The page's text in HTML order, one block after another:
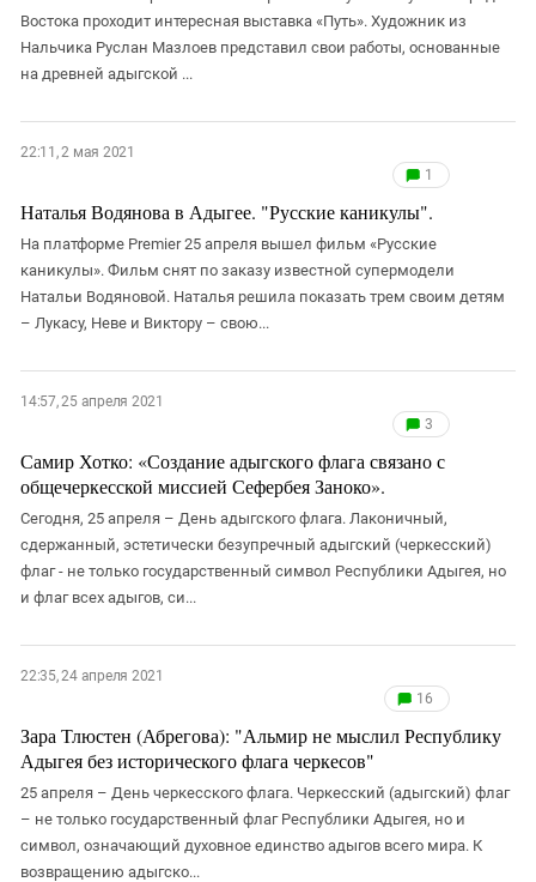
Востока проходит интересная выставка «Путь». Художник из
Нальчика Руслан Мазлоев представил свои работы, основанные
на древней адыгской ...
22:11, 2 мая 2021
1
Наталья Водянова в Адыгее. "Русские каникулы".
На платформе Premier 25 апреля вышел фильм «Русские
каникулы». Фильм снят по заказу известной супермодели
Натальи Водяновой. Наталья решила показать трем своим детям
– Лукасу, Неве и Виктору – свою...
14:57, 25 апреля 2021
3
Самир Хотко: «Создание адыгского флага связано с
общечеркесской миссией Сефербея Заноко».
Сегодня, 25 апреля – День адыгского флага. Лаконичный,
сдержанный, эстетически безупречный адыгский (черкесский)
флаг - не только государственный символ Республики Адыгея, но
и флаг всех адыгов, си...
22:35, 24 апреля 2021
16
Зара Тлюстен (Абрегова): "Альмир не мыслил Республику
Адыгея без исторического флага черкесов"
25 апреля – День черкесского флага. Черкесский (адыгский) флаг
– не только государственный флаг Республики Адыгея, но и
символ, означающий духовное единство адыгов всего мира. К
возвращению адыгско...